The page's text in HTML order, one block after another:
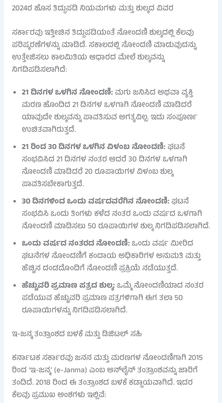
2024ರ ಹೊಸ ತಿದ್ದುಪಡಿ ನಿಯಮಗಳು ಮತ್ತು ಶುಲ್ಕದ ವಿವರ
ಸರ್ಕಾರವು ಇತ್ತೀಚಿನ ತಿದ್ದುಪಡಿಯಂತೆ ನೋಂದಣಿ ಶುಲ್ಕದಲ್ಲಿ ಕೆಲವು
ಪರಿಷ್ಕರಣೆಗಳನ್ನು ಮಾಡಿದೆ. ಸಕಾಲದಲ್ಲಿ ನೋಂದಣಿ ಮಾಡುವುದನ್ನು
ಉತ್ತೇಜಿಸಲು ಕಾಲಮಿತಿಯ ಆಧಾರದ ಮೇಲೆ ಶುಲ್ಕವನ್ನು
ನಿಗದಿಪಡಿಸಲಾಗಿದೆ:
21 ದಿನಗಳ ಒಳಗಿನ ನೋಂದಣಿ:ಮಗು ಜನಿಸಿದ ಅಥವಾ ವ್ಯಕ್ತಿ
ಮರಣ ಹೊಂದಿದ 21 ದಿನಗಳ ಒಳಗಾಗಿ ನೋಂದಣಿ ಮಾಡಿದರೆ
ಯಾವುದೇ ಶುಲ್ಕವನ್ನು ಪಾವತಿಸುವ ಅಗತ್ಯವಿಲ್ಲ. ಇದು ಸಂಪೂರ್ಣ
ಉಚಿತವಾಗಿರುತ್ತದೆ.
21 ರಿಂದ 30 ದಿನಗಳ ಒಳಗಿನ ವಿಳಂಬ ನೋಂದಣಿ:ಘಟನೆ
ಸಂಭವಿಸಿದ 21 ದಿನಗಳ ನಂತರ ಆದರೆ 30 ದಿನಗಳ ಒಳಗಾಗಿ
ನೋಂದಣಿ ಮಾಡಿದರೆ 20 ರೂಪಾಯಿಗಳ ವಿಳಂಬ ಶುಲ್ಕ
ಪಾವತಿಸಬೇಕಾಗುತ್ತದೆ.
30 ದಿನಗಳಿಂದ ಒಂದು ವರ್ಷದವರೆಗಿನ ನೋಂದಣಿ:ಘಟನೆ
ಸಂಭವಿಸಿ ಒಂದು ತಿಂಗಳು ಕಳೆದ ನಂತರ ಒಂದು ವರ್ಷದ ಒಳಗಾಗಿ
ನೋಂದಣಿ ಮಾಡಿಸಲು 50 ರೂಪಾಯಿಗಳ ಶುಲ್ಕ ನಿಗದಿಪಡಿಸಲಾಗಿದೆ.
ಒಂದು ವರ್ಷದ ನಂತರದ ನೋಂದಣಿ:ಒಂದು ವರ್ಷ ಮೀರಿದ
ಘಟನೆಗಳ ನೋಂದಣಿಗೆ ಕಂದಾಯ ಅಧಿಕಾರಿಗಳ ಅನುಮತಿ ಮತ್ತು
ಹೆಚ್ಚಿನ ದಂಡದೊಂದಿಗೆ ನೋಂದಣಿ ಪ್ರಕ್ರಿಯೆ ನಡೆಯುತ್ತದೆ.
ಹೆಚ್ಚುವರಿ ಪ್ರಮಾಣ ಪತ್ರದ ಶುಲ್ಕ:ಒಮ್ಮೆ ನೋಂದಣಿಯಾದ ನಂತರ
ಪಡೆಯುವ ಹೆಚ್ಚುವರಿ ಪ್ರಮಾಣ ಪತ್ರಗಳಿಗಾಗಿ ಈಗ ತಲಾ 50
ರೂಪಾಯಿಗಳನ್ನು ನಿಗದಿಪಡಿಸಲಾಗಿದೆ.
ಇ-ಜನ್ಮ ತಂತ್ರಾಂಶದ ಬಳಕೆ ಮತ್ತು ಡಿಜಿಟಲ್ ಸಹಿ
ಕರ್ನಾಟಕ ಸರ್ಕಾರವು ಜನನ ಮತ್ತು ಮರಣಗಳ ನೋಂದಣಿಗಾಗಿ 2015
ರಿಂದ ‘ಇ-ಜನ್ಮ’ (e-Janma) ಎಂಬ ಆನ್‌ಲೈನ್ ತಂತ್ರಾಂಶವನ್ನು ಜಾರಿಗೆ
ತಂದಿದೆ. 2018 ರಿಂದ ಈ ತಂತ್ರಾಂಶದ ಬಳಕೆ ಕಡ್ಡಾಯವಾಗಿದೆ. ಇದರ
ಕೆಲವು ಪ್ರಮುಖ ಅಂಶಗಳು ಇಲ್ಲಿವೆ: